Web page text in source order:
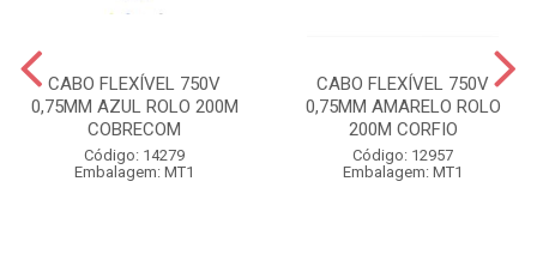
CABO FLEXÍVEL 750V
0,75MM AZUL ROLO 200M
COBRECOM
Código: 14279
Embalagem: MT1
CABO FLEXÍVEL 750V
0,75MM AMARELO ROLO
200M CORFIO
Código: 12957
Embalagem: MT1